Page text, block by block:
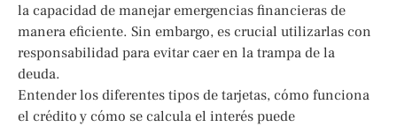
la capacidad de manejar emergencias financieras de
manera eficiente. Sin embargo, es crucial utilizarlas con
responsabilidad para evitar caer en la trampa de la
deuda.
Entender los diferentes tipos de tarjetas, cómo funciona
el crédito y cómo se calcula el interés puede